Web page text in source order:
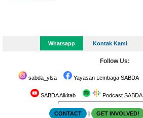
Whatsapp Kontak Kami
Follow Us:
sabda_ylsa Yayasan Lembaga SABDA
SABDA Alkitab Podcast SABDA
CONTACT | GET INVOLVED!